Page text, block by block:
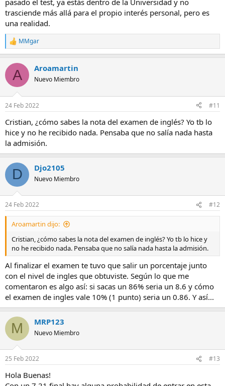
pasado el test, ya estás dentro de la Universidad y no
trasciende más allá para el propio interés personal, pero es
una realidad.
R
e
c
i
e
:
MMgar
A Aroamartin
Nuevo Miembro
24 Feb 2022 #11
Cristian, ¿cómo sabes la nota del examen de inglés? Yo tb lo
hice y no he recibido nada. Pensaba que no salía nada hasta
la admisión.
D Djo2105
Nuevo Miembro
24 Feb 2022 #12
Aroamartin dijo:
Cristian, ¿cómo sabes la nota del examen de inglés? Yo tb lo hice y
no he recibido nada. Pensaba que no salía nada hasta la admisión.
Al finalizar el examen te tuvo que salir un porcentaje junto
con el nivel de ingles que obtuviste. Según lo que me
comentaron es algo así: si sacas un 86% seria un 8.6 y cómo
el examen de ingles vale 10% (1 punto) seria un 0.86. Y así...
M MRP123
Nuevo Miembro
25 Feb 2022 #13
Hola Buenas!